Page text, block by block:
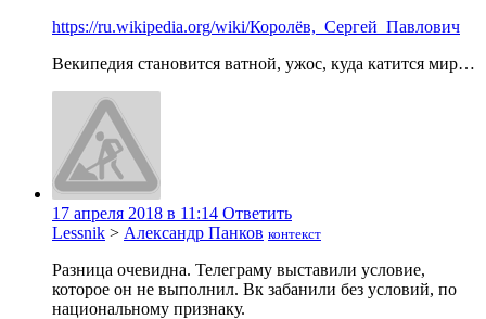
https://ru.wikipedia.org/wiki/Королёв,_Сергей_Павлович
Векипедия становится ватной, ужос, куда катится мир…
17 апреля 2018 в 11:14 Ответить
Lessnik > Александр Панков контекст
Разница очевидна. Телеграму выставили условие,
которое он не выполнил. Вк забанили без условий, по
национальному признаку.